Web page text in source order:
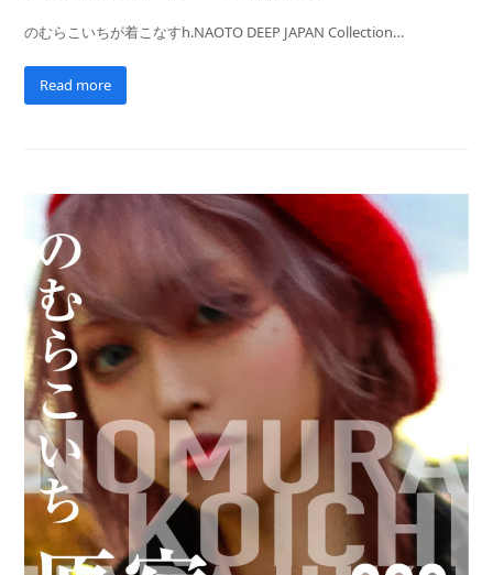
のむらこいちが着こなすh.NAOTO DEEP JAPAN Collection…
Read more